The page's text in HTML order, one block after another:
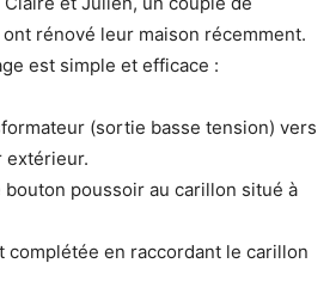
rénové leur maison récemment.
est simple et efficace :
(sortie basse tension) vers
extérieur.
bouton poussoir au carillon situé à
complétée en raccordant le carillon